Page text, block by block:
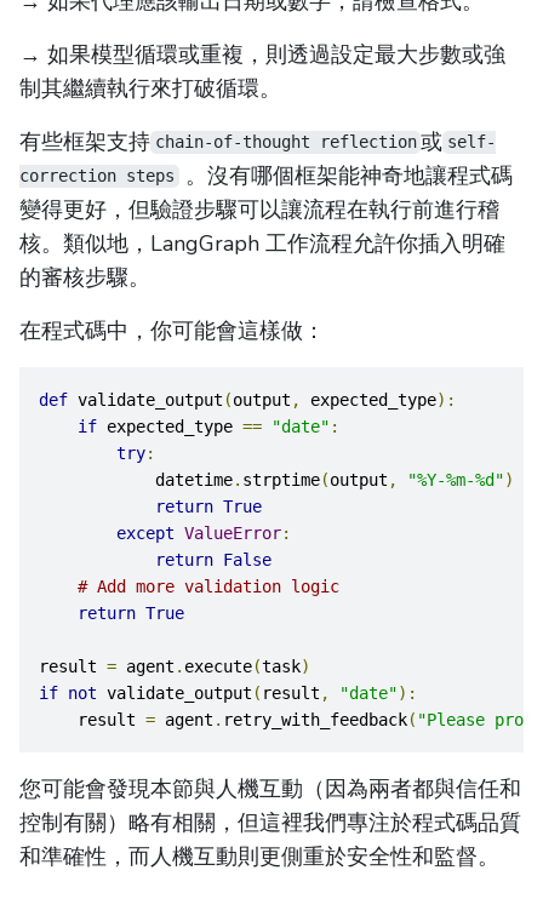
→ 如果模型循環或重複，則透過設定最大步數或強
制其繼續執行來打破循環。
有些框架支持 chain-of-thought reflection 或 self-
correction steps
。沒有哪個框架能神奇地讓程式碼
變得更好，但驗證步驟可以讓流程在執行前進行稽
核。類似地，LangGraph 工作流程允許你插入明確
的審核步驟。
在程式碼中，你可能會這樣做：
def validate_output (output , expected_type):
if expected_type == "date" :
try:
            datetime
. strptime(output , "%Y-%m-%d")
return True
except ValueError:
return False
# Add more validation logic
return True
result = agent . execute(task)
if not validate_output ( result , "date"):
    result
= agent . retry_with_feedback( "Please
您可能會發現本節與人機互動（因為兩者都與信任和
控制有關）略有相關，但這裡我們專注於程式碼品質
和準確性，而人機互動則更側重於安全性和監督。